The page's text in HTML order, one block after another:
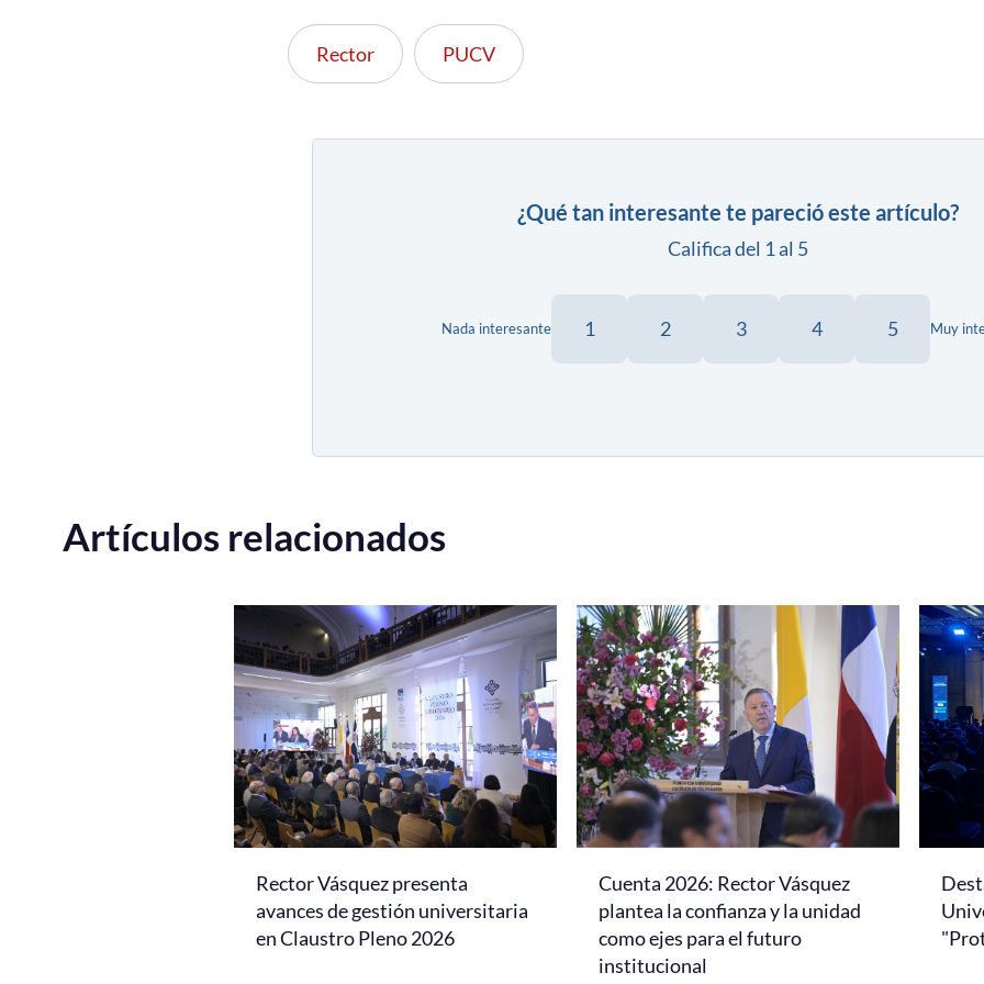
Rector PUCV
¿Qué tan interesante te pareció este artículo?
Califica del 1 al 5
Nada interesante 1 2 3 4 5 Muy
Artículos relacionados
Rector Vásquez presenta
avances de gestión universitaria
en Claustro Pleno 2026
Cuenta 2026: Rector Vásquez
plantea la confianza y la unidad
como ejes para el futuro
institucional